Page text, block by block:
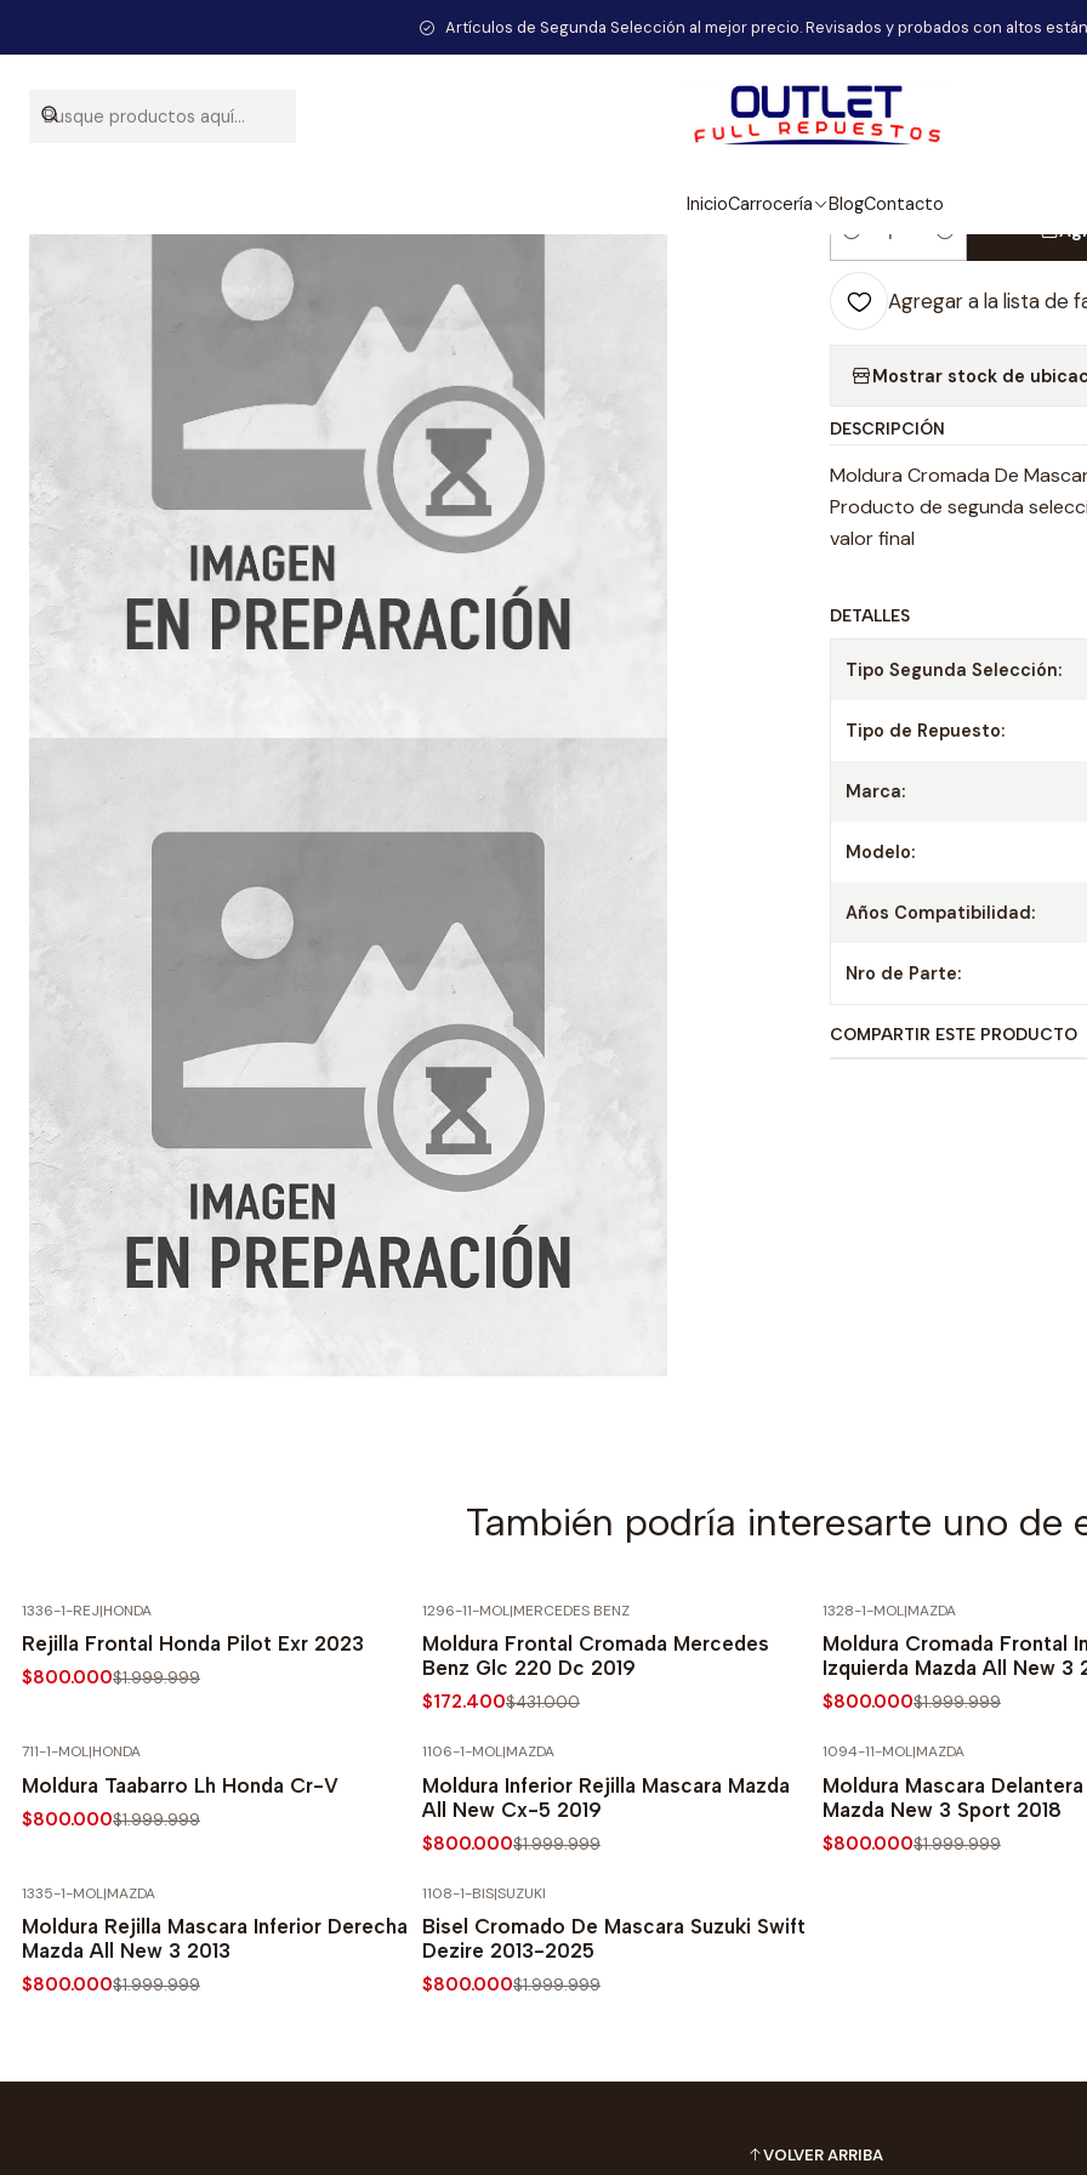
InicioCarrocería BlogContacto
Artículos de Segunda Selección al mejor precio. Revisados y probados con altos
Inicio Carrocería Moldura Cromada De Mascara Frontal Honda Pilot
|
Moldura
Cantidad
Agregar a la lista de
Mostrar stock de
DESCRIPCIÓN
Moldura Cromada De
Producto de segunda
valor final
DETALLES
Tipo Segunda Selección:
Tipo de Repuesto:
Marca:
Modelo:
Años Compatibilidad:
Nro de Parte:
COMPARTIR ESTE PRODUCTO
También podría interesarte uno de
1336-1-REJ|HONDA
Rejilla Frontal Honda Pilot Exr 2023
$800.000$1.999.999
1296-11-MOL|MERCEDES BENZ
Moldura Frontal Cromada Mercedes
Benz Glc 220 Dc 2019
$172.400$431.000
1328-1-MOL|MAZDA
Moldura Cromada Frontal
Izquierda Mazda All New 3
$800.000$1.999.999
711-1-MOL|HONDA
Moldura Taabarro Lh Honda Cr-V
$800.000$1.999.999
1106-1-MOL|MAZDA
Moldura Inferior Rejilla Mascara Mazda
All New Cx-5 2019
$800.000$1.999.999
1094-11-MOL|MAZDA
Moldura Mascara
Mazda New 3 Sport 2018
$800.000$1.999.999
1335-1-MOL|MAZDA
Moldura Rejilla Mascara Inferior Derecha
Mazda All New 3 2013
$800.000$1.999.999
1108-1-BIS|SUZUKI
Bisel Cromado De Mascara Suzuki Swift
Dezire 2013-2025
$800.000$1.999.999
VOLVER ARRIBA